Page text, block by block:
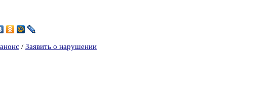
/ Заявить о нарушении